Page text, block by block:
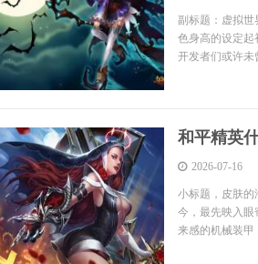
副标题：虚拟世
色身高的设定起
开发者们或许未
和平精英
2026-07-16
小标题，皮肤的
今，最先映入眼
来感的机械装甲